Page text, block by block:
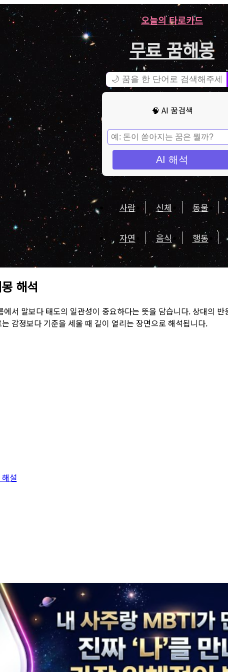
오늘의 타로카드
무료 꿈해몽
🧠 AI 꿈검색
AI 해석
사람 신체 동물
자연 음식 행동
해석
서 말보다 태도의 일관성이 중요하다는 뜻을 담습니다. 상대의
감정보다 기준을 세울 때 길이 열리는 장면으로 해석됩니다.
설